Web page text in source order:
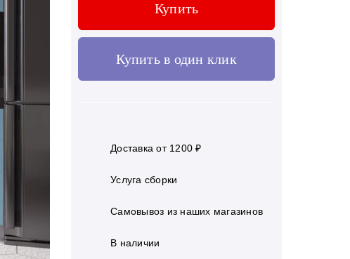
Купить
Купить в один клик
Доставка от 1200 ₽
Услуга сборки
Самовывоз из наших магазинов
В наличии